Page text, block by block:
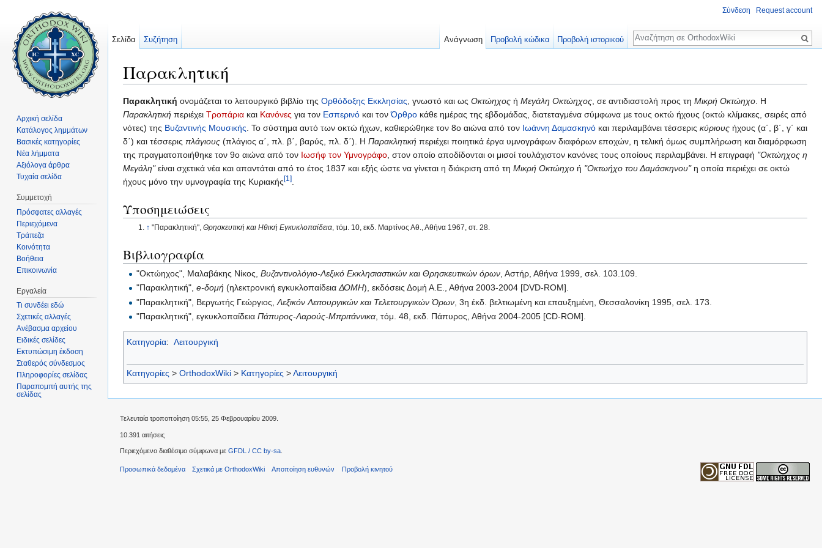
Παρακλητική
Παρακλητική ονομάζεται το λειτουργικό βιβλίο της Ορθόδοξης Εκκλησίας, γνωστό και ως Οκτώηχος ή Μεγάλη Οκτώηχος, σε αντιδιαστολή προς τη Μικρή Οκτώηχο. Η
Παρακλητική περιέχει Τροπάρια και Κανόνες για τον Εσπερινό και τονΌρθρο κάθε ημέρας της εβδομάδας, διατεταγμένα σύμφωνα με τους οκτώ ήχους (οκτώ κλίμακες, σειρές από
νότες) της Βυζαντινής Μουσικής. Το σύστημα αυτό των οκτώ ήχων, καθιερώθηκε τον 8ο αιώνα από τον Ιωάννη Δαμασκηνό και περιλαμβάνει τέσσερις κύριους ήχους (α΄, β΄, γ΄ και
δ΄) και τέσσερις πλάγιους (πλάγιος α΄, πλ. β΄, βαρύς, πλ. δ΄). Η Παρακλητική περιέχει ποιητικά έργα υμνογράφων διαφόρων εποχών, η τελική όμως συμπλήρωση και διαμόρφωση
της πραγματοποιήθηκε τον 9o αιώνα από τον Ιωσήφ τον Υμνογράφο, στον οποίο αποδίδονται οι μισοί τουλάχιστον κανόνες τους οποίους περιλαμβάνει. Η επιγραφή "Οκτώηχος η
Μεγάλη"είναι σχετικά νέα και απαντάται από το έτος 1837 και εξής ώστε να γίνεται η διάκριση από τη Μικρή Οκτώηχο ή "Οκτωήχο του Δαμάσκηνου"η οποία περιέχει σε οκτώ
ήχους μόνο την υμνογραφία της Κυριακής[1].
Υποσημειώσεις
↑ "Παρακλητική",Θρησκευτική και Ηθική Εγκυκλοπαίδεια , τόμ. 10, εκδ. Μαρτίνος Αθ., Αθήνα 1967, στ. 28.
Βιβλιογραφία
"Οκτώηχος", Μαλαβάκης Νίκος,Βυζαντινολόγιο-Λεξικό Εκκλησιαστικών και Θρησκευτικών όρων , Αστήρ, Αθήνα 1999, σελ. 103.109.
"Παρακλητική",e-δομή (ηλεκτρονική εγκυκλοπαίδειαΔΟΜΗ), εκδόσεις Δομή Α.Ε., Αθήνα 2003-2004 [DVD-ROM].
"Παρακλητική", Βεργωτής Γεώργιος,Λεξικόν Λειτουργικών και Τελετουργικών Όρων , 3η έκδ. βελτιωμένη και επαυξημένη, Θεσσαλονίκη 1995, σελ. 173.
"Παρακλητική", εγκυκλοπαίδειαΠάπυρος-Λαρούς-Μπριτάννικα , τόμ. 48, εκδ. Πάπυρος, Αθήνα 2004-2005 [CD-ROM].
Κατηγορία: Λειτουργική
Κατηγορίες > OrthodoxWiki > Κατηγορίες >Λειτουργική
Σύνδεση Request account
Σελίδα Συζήτηση Ανάγνωση Προβολή κώδικα Προβολή ιστορικού
Αναζήτηση
Αρχική σελίδα
Κατάλογος λημμάτων
Βασικές κατηγορίες
Νέα λήμματα
Αξιόλογα άρθρα
Τυχαία σελίδα
Συμμετοχή
Πρόσφατες αλλαγές
Περιεχόμενα
Τράπεζα
Κοινότητα
Βοήθεια
Επικοινωνία
Εργαλεία
Τι συνδέει εδώ
Σχετικές αλλαγές
Ανέβασμα αρχείου
Ειδικές σελίδες
Εκτυπώσιμη έκδοση
Σταθερός σύνδεσμος
Πληροφορίες σελίδας
Παραπομπή αυτής της
σελίδας
Τελευταία τροποποίηση 05:55, 25 Φεβρουαρίου 2009.
10.391 αιτήσεις
Περιεχόμενο διαθέσιμο σύμφωνα με GFDL / CC by-sa
Προσωπικά δεδομένα Σχετικά με OrthodoxWiki Αποποίηση ευθυνών Προβολή κινητού